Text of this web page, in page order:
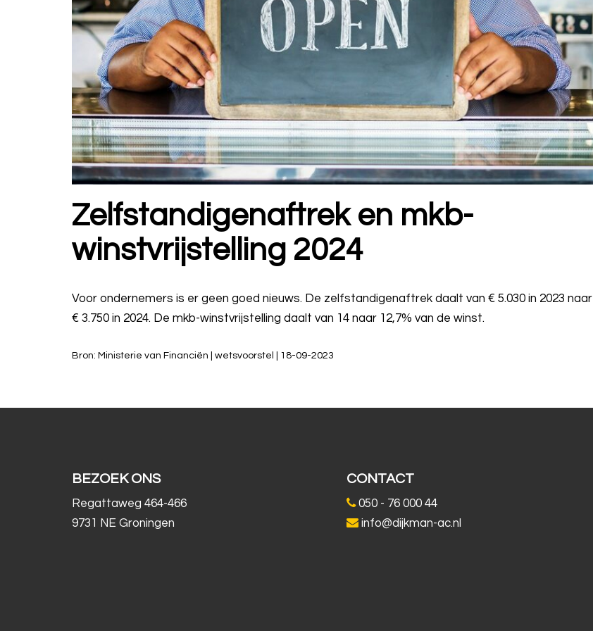
Zelfstandigenaftrek en mkb-
winstvrijstelling 2024
Voor ondernemers is er geen goed nieuws. De zelfstandigenaftrek daalt van € 5.030 in 2023 naar
€ 3.750 in 2024. De mkb-winstvrijstelling daalt van 14 naar 12,7% van de winst.
Bron: Ministerie van Financiën | wetsvoorstel | 18-09-2023
BEZOEK ONS
Regattaweg 464-466
9731 NE Groningen
CONTACT
050 - 76 000 44
info@dijkman-ac.nl